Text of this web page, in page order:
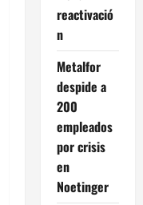
reactivació
n
Metalfor
despide a
200
empleados
por crisis
en
Noetinger